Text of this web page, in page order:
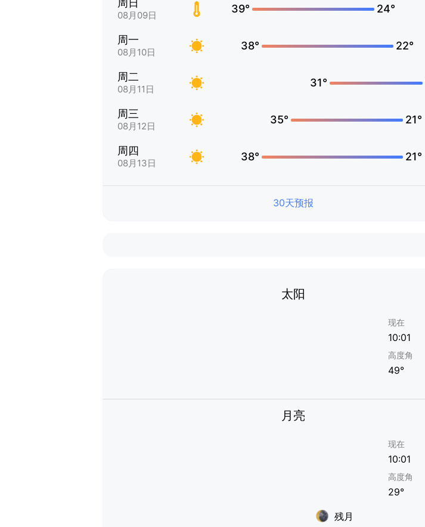
周日
08月09日
39° 24°
周一
08月10日
38° 22°
周二
08月11日
31°
周三
08月12日
35° 21°
周四
08月13日
38° 21°
30天预报
太阳
现在
10:01
高度角
49°
月亮
残月
现在
10:01
高度角
29°